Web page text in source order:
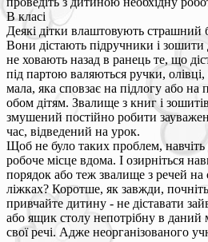
В класі
Деякі дітки влаштовують страшний
Вони дістають підручники і зошити
не ховають назад в ранець те, що
під партою валяються ручки,
мала, яка сповзає на підлогу або на
обом дітям. Звалище з книг і
змушений постійно робити
час, відведений на урок.
Щоб не було таких проблем,
робоче місце вдома. І озирніться
порядок або теж звалище з речей на
ліжках? Коротше, як завжди,
привчайте дитину - не діставати
або ящик столу непотрібну в даний
свої речі. Адже неорганізованого